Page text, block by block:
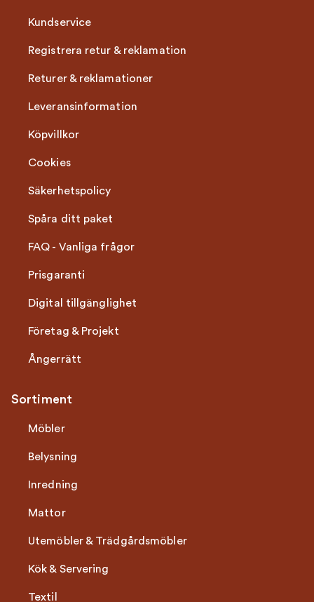
Kundservice
Registrera retur & reklamation
Returer & reklamationer
Leveransinformation
Köpvillkor
Cookies
Säkerhetspolicy
Spåra ditt paket
FAQ - Vanliga frågor
Prisgaranti
Digital tillgänglighet
Företag & Projekt
Ångerrätt
Sortiment
Möbler
Belysning
Inredning
Mattor
Utemöbler & Trädgårdsmöbler
Kök & Servering
Textil